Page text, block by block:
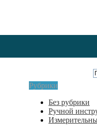
Рубрики
Без рубрики
Ручной